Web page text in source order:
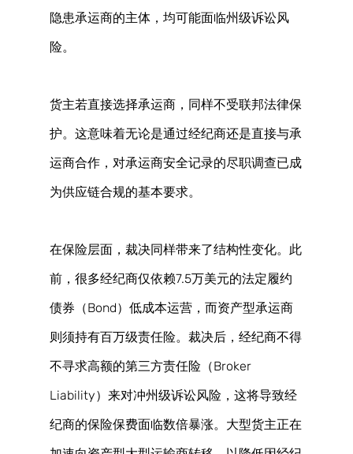
隐患承运商的主体，均可能面临州级诉讼风
险。
货主若直接选择承运商，同样不受联邦法律保
护。这意味着无论是通过经纪商还是直接与承
运商合作，对承运商安全记录的尽职调查已成
为供应链合规的基本要求。
在保险层面，裁决同样带来了结构性变化。此
前，很多经纪商仅依赖7.5万美元的法定履约
债券（Bond）低成本运营，而资产型承运商
则须持有百万级责任险。裁决后，经纪商不得
不寻求高额的第三方责任险（Broker
Liability）来对冲州级诉讼风险，这将导致经
纪商的保险保费面临数倍暴涨。大型货主正在